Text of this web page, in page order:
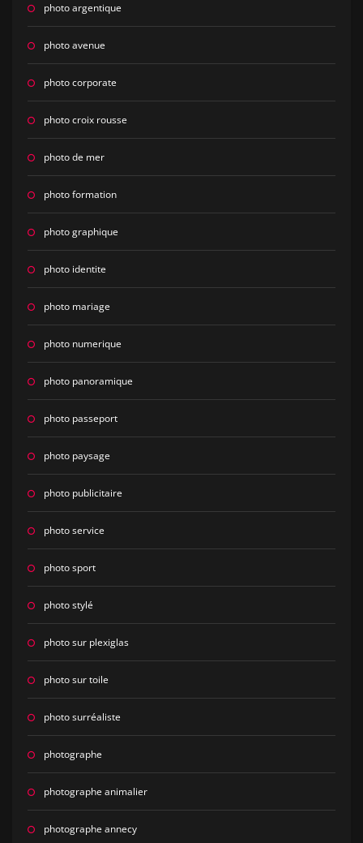
photo argentique
photo avenue
photo corporate
photo croix rousse
photo de mer
photo formation
photo graphique
photo identite
photo mariage
photo numerique
photo panoramique
photo passeport
photo paysage
photo publicitaire
photo service
photo sport
photo stylé
photo sur plexiglas
photo sur toile
photo surréaliste
photographe
photographe animalier
photographe annecy